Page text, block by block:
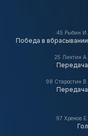
45 Рыбин И.
Победа в вбрасывании
25 Лихтин А.
Передача
98 Старостин В.
Передача
97 Хренов Е.
Гол